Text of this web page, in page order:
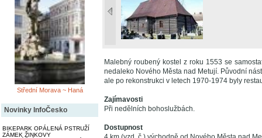
Střední Morava ~ Haná
Novinky InfoČesko
BIKEPARK OPÁLENÁ PSTRUŽÍ
ZÁMEK ŽINKOVY
Malebný roubený kostel z roku 1553 se
nedaleko Nového Města nad Metují. Původní
ale po rekonstrukci v letech 1970-1974 byly
Zajímavosti
Při nedělních bohoslužbách.
Dostupnost